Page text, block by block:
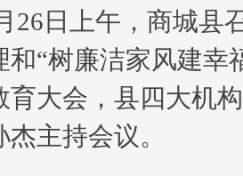
26日上午，商城县
和“树廉洁家风建幸
育大会，县四大机
主持会议。